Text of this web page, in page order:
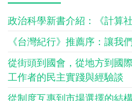
政治科學新書介紹：《計算社
《台灣紀行》推薦序：讓我
從街頭到國會，從地方到國
工作者的民主實踐與經驗談
從制度互惠到市場選擇的結